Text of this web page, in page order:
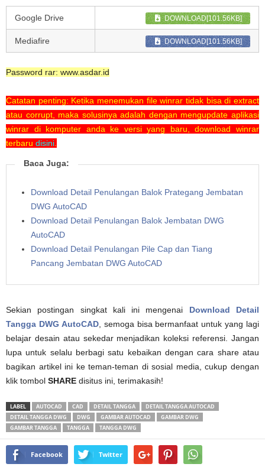
Google Drive DOWNLOAD[101.56KB]
Mediafire DOWNLOAD[101.56KB]
Password rar: www.asdar.id
Catatan penting: Ketika menemukan file winrar tidak bisa di extract
atau corrupt, maka solusinya adalah dengan mengupdate aplikasi
winrar di komputer anda ke versi yang baru, download winrar
terbaru disini
Baca Juga:
Download Detail Penulangan Balok Prategang Jembatan
DWG AutoCAD
Download Detail Penulangan Balok Jembatan DWG
AutoCAD
Download Detail Penulangan Pile Cap dan Tiang
Pancang Jembatan DWG AutoCAD
Sekian postingan singkat kali ini mengenai Download Detail
Tangga DWG AutoCAD, semoga bisa bermanfaat untuk yang lagi
belajar desain atau sekedar menjadikan koleksi referensi. Jangan
lupa untuk selalu berbagi satu kebaikan dengan cara share atau
bagikan artikel ini ke teman-teman di sosial media, cukup dengan
klik tombol SHARE disitus ini, terimakasih!
LABEL AUTOCAD CAD DETAIL TANGGA
DETAIL TANGGA AUTOCAD
DETAIL TANGGA DWG
DWG GAMBAR AUTOCAD
GAMBAR DWG
GAMBAR TANGGA
TANGGA TANGGA DWG
Facebook Twitter